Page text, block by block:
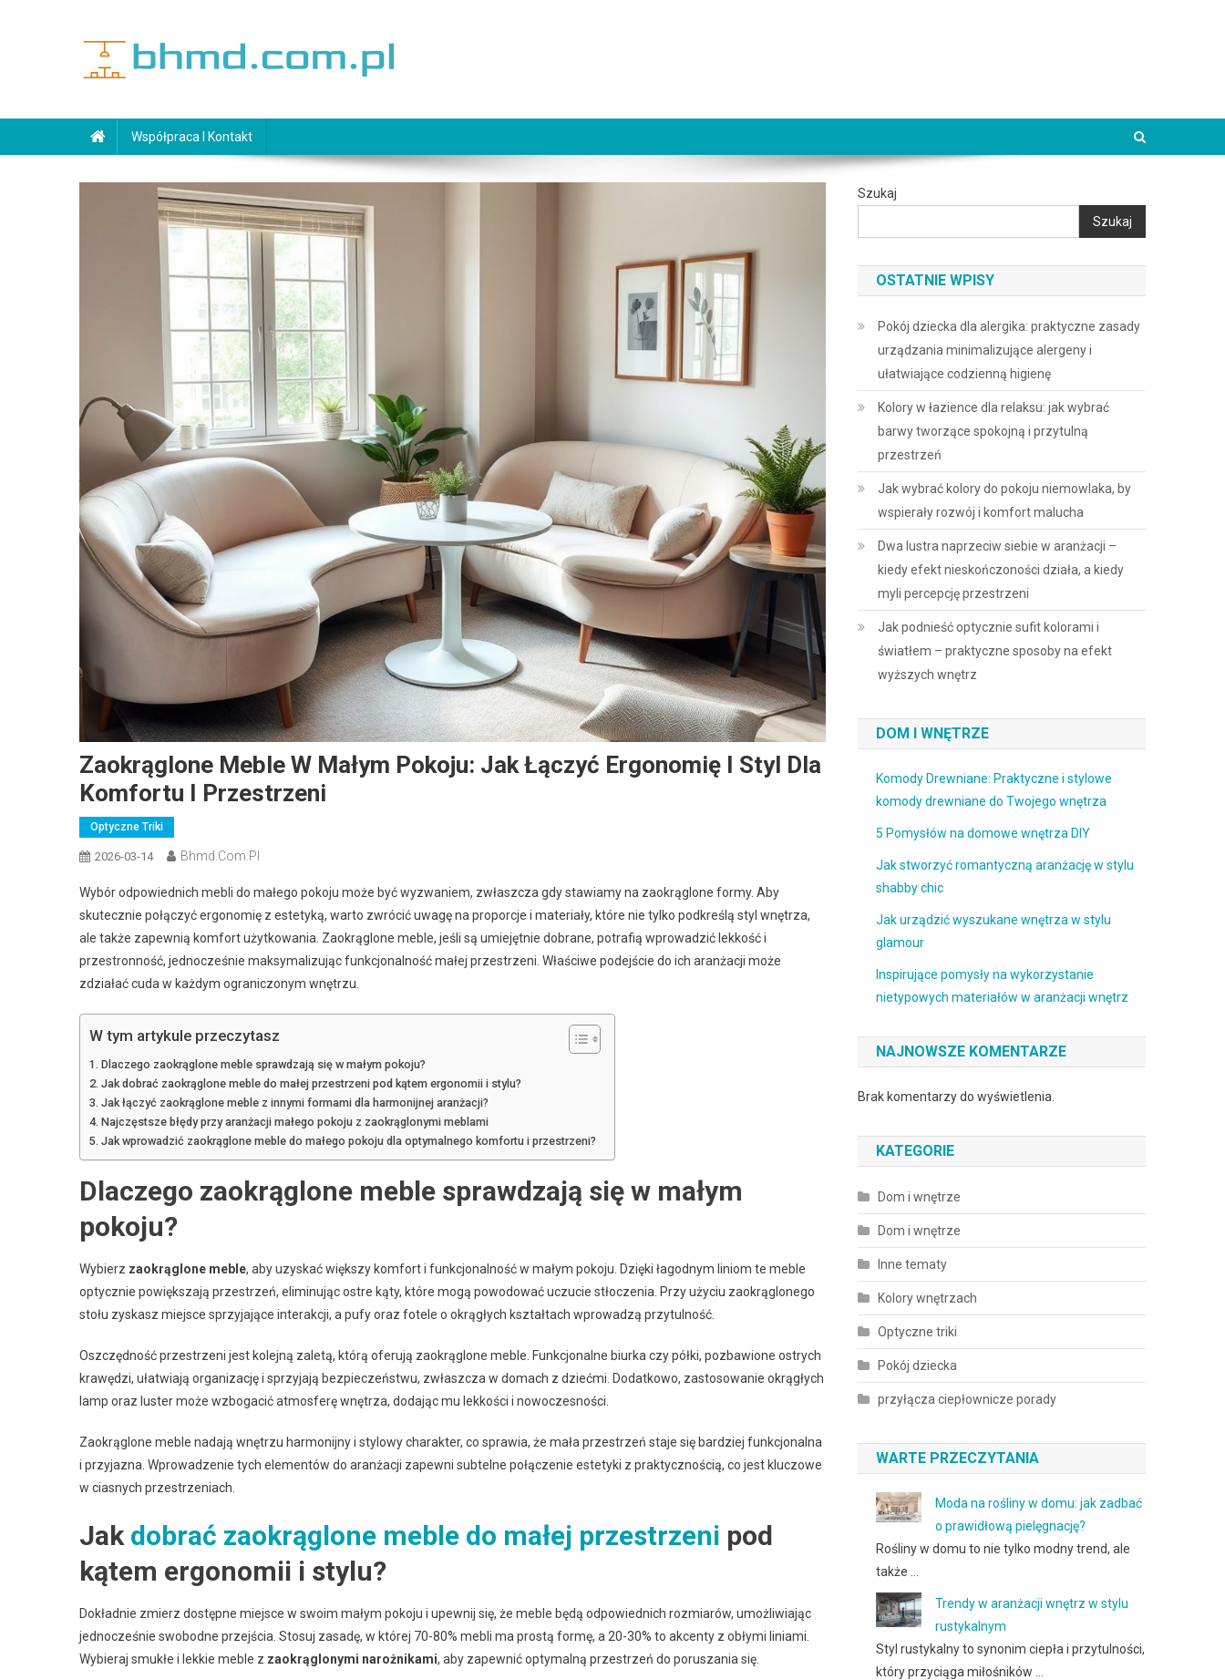
Współpraca I Kontakt
Zaokrąglone Meble W Małym Pokoju: Jak Łączyć Ergonomię I Styl Dla
Komfortu I Przestrzeni
Optyczne Triki
2026-03-14 Bhmd.com.pl
Wybór odpowiednich mebli do małego pokoju może być wyzwaniem, zwłaszcza gdy stawiamy na zaokrąglone formy. Aby
skutecznie połączyć ergonomię z estetyką, warto zwrócić uwagę na proporcje i materiały, które nie tylko podkreślą styl wnętrza,
ale także zapewnią komfort użytkowania. Zaokrąglone meble, jeśli są umiejętnie dobrane, potrafią wprowadzić lekkość i
przestronność, jednocześnie maksymalizując funkcjonalność małej przestrzeni. Właściwe podejście do ich aranżacji może
zdziałać cuda w każdym ograniczonym wnętrzu.
W tym artykule przeczytasz
Dlaczego zaokrąglone meble sprawdzają się w małym pokoju?
Jak dobrać zaokrąglone meble do małej przestrzeni pod kątem ergonomii i stylu?
Jak łączyć zaokrąglone meble z innymi formami dla harmonijnej aranżacji?
Najczęstsze błędy przy aranżacji małego pokoju z zaokrąglonymi meblami
Jak wprowadzić zaokrąglone meble do małego pokoju dla optymalnego komfortu i przestrzeni?
Dlaczego zaokrąglone meble sprawdzają się w małym
pokoju?
Wybierz zaokrąglone meble, aby uzyskać większy komfort i funkcjonalność w małym pokoju. Dzięki łagodnym liniom te meble
optycznie powiększają przestrzeń, eliminując ostre kąty, które mogą powodować uczucie stłoczenia. Przy użyciu zaokrąglonego
stołu zyskasz miejsce sprzyjające interakcji, a pufy oraz fotele o okrągłych kształtach wprowadzą przytulność.
Oszczędność przestrzeni jest kolejną zaletą, którą oferują zaokrąglone meble. Funkcjonalne biurka czy półki, pozbawione ostrych
krawędzi, ułatwiają organizację i sprzyjają bezpieczeństwu, zwłaszcza w domach z dziećmi. Dodatkowo, zastosowanie okrągłych
lamp oraz luster może wzbogacić atmosferę wnętrza, dodając mu lekkości i nowoczesności.
Zaokrąglone meble nadają wnętrzu harmonijny i stylowy charakter, co sprawia, że mała przestrzeń staje się bardziej funkcjonalna
i przyjazna. Wprowadzenie tych elementów do aranżacji zapewni subtelne połączenie estetyki z praktycznością, co jest kluczowe
w ciasnych przestrzeniach.
Jak dobrać zaokrąglone meble do małej przestrzeni pod
kątem ergonomii i stylu?
Dokładnie zmierz dostępne miejsce w swoim małym pokoju i upewnij się, że meble będą odpowiednich rozmiarów, umożliwiając
jednocześnie swobodne przejścia. Stosuj zasadę, w której 70-80% mebli ma prostą formę, a 20-30% to akcenty z obłymi liniami.
Wybieraj smukłe i lekkie meble z zaokrąglonymi narożnikami, aby zapewnić optymalną przestrzeń do poruszania się.
Szukaj
Szukaj
OSTATNIE WPISY
Pokój dziecka dla alergika: praktyczne zasady
urządzania minimalizujące alergeny i
ułatwiające codzienną higienę
Kolory w łazience dla relaksu: jak wybrać
barwy tworzące spokojną i przytulną
przestrzeń
Jak wybrać kolory do pokoju niemowlaka, by
wspierały rozwój i komfort malucha
Dwa lustra naprzeciw siebie w aranżacji –
kiedy efekt nieskończoności działa, a kiedy
myli percepcję przestrzeni
Jak podnieść optycznie sufit kolorami i
światłem – praktyczne sposoby na efekt
wyższych wnętrz
DOM I WNĘTRZE
Komody Drewniane: Praktyczne i stylowe
komody drewniane do Twojego wnętrza
5 Pomysłów na domowe wnętrza DIY
Jak stworzyć romantyczną aranżację w stylu
shabby chic
Jak urządzić wyszukane wnętrza w stylu
glamour
Inspirujące pomysły na wykorzystanie
nietypowych materiałów w aranżacji wnętrz
NAJNOWSZE KOMENTARZE
Brak komentarzy do wyświetlenia.
KATEGORIE
Dom i wnętrze
Dom i wnętrze
Inne tematy
Kolory wnętrzach
Optyczne triki
Pokój dziecka
przyłącza ciepłownicze porady
WARTE PRZECZYTANIA
Moda na rośliny w domu: jak zadbać
o prawidłową pielęgnację?
Rośliny w domu to nie tylko modny trend, ale
także …
Trendy w aranżacji wnętrz w stylu
rustykalnym
Styl rustykalny to synonim ciepła i przytulności,
który przyciąga miłośników …